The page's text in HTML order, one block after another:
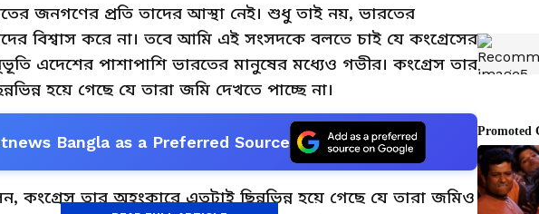
জনগণের প্রতি তাদের আস্থা নেই। শুধু তাই নয়, ভারতের
বিশ্বাস করে না। তবে আমি এই সংসদকে বলতে চাই যে কংগ্রেসের
এদেশের পাশাপাশি ভারতের মানুষের মধ্যেও গভীর। কংগ্রেস তার
হয়ে গেছে যে তারা জমি দেখতে পাচ্ছে না।
Bangla as a Preferred Source
কংগ্রেস তার অহংকারে এতটাই ছিন্নভিন্ন হয়ে গেছে যে তারা জমিও